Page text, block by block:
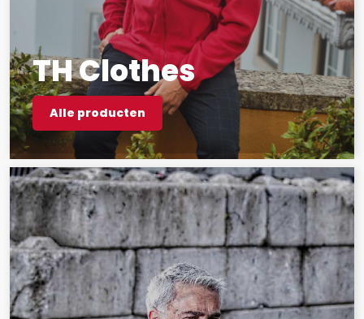
TH Clothes
Alle producten